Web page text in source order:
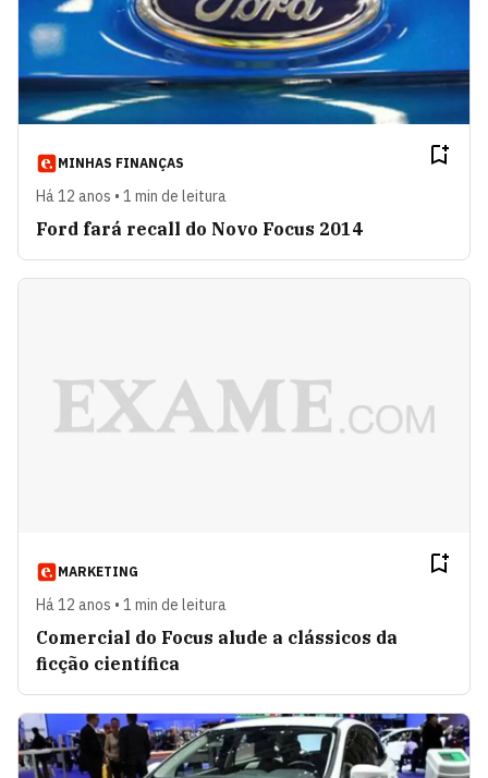
MINHAS FINANÇAS
Há 12 anos • 1 min de leitura
Ford fará recall do Novo Focus 2014
MARKETING
Há 12 anos • 1 min de leitura
Comercial do Focus alude a clássicos da
ficção científica